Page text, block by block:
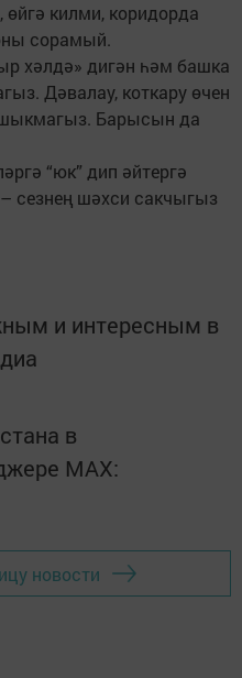
килми, коридорда
сорамый.
хәлдә» дигән һәм башка
Дәвалау, коткару өчен
Барысын да
“юк” дип әйтергә
сезнең шәхси сакчыгыз
и интересным в
в
MАХ:
новости